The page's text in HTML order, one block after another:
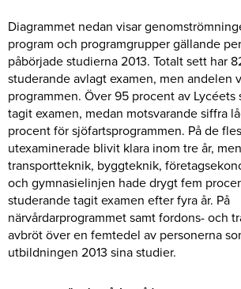
Diagrammet nedan visar
program och programgrupper gällande
påbörjade studierna 2013. Totalt sett har
studerande avlagt examen, men andelen
programmen. Över 95 procent av Lycéets
tagit examen, medan motsvarande siffra
procent för sjöfartsprogrammen. På de
utexaminerade blivit klara inom tre år,
transportteknik, byggteknik,
och gymnasielinjen hade drygt fem
studerande tagit examen efter fyra år. På
närvårdarprogrammet samt fordons- och
avbröt över en femtedel av personerna
utbildningen 2013 sina studier.